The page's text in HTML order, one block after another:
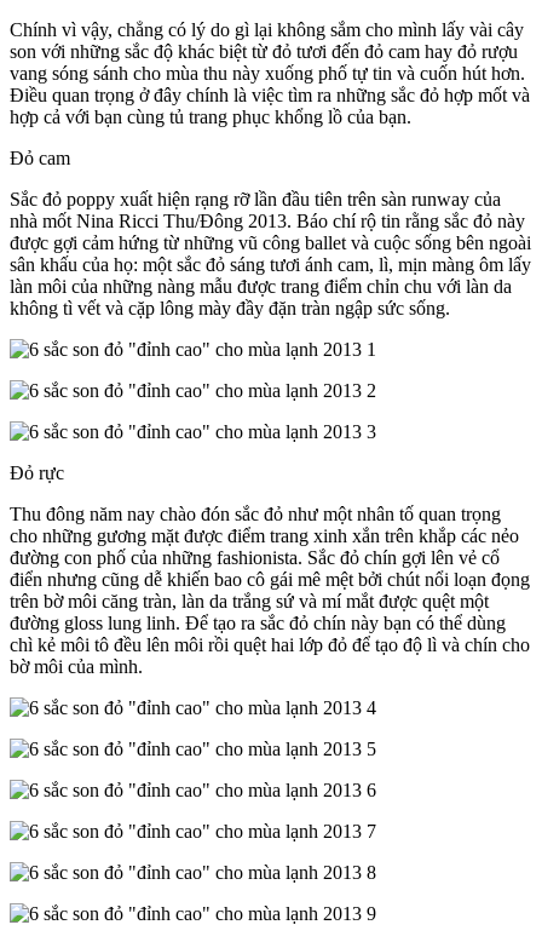
Chính vì vậy, chẳng có lý do gì lại không sắm cho mình lấy vài cây
son với những sắc độ khác biệt từ đỏ tươi đến đỏ cam hay đỏ rượu
vang sóng sánh cho mùa thu này xuống phố tự tin và cuốn hút hơn.
Điều quan trọng ở đây chính là việc tìm ra những sắc đỏ hợp mốt và
hợp cả với bạn cùng tủ trang phục khổng lồ của bạn.
Đỏ cam
Sắc đỏ poppy xuất hiện rạng rỡ lần đầu tiên trên sàn runway của
nhà mốt Nina Ricci Thu/Đông 2013. Báo chí rộ tin rằng sắc đỏ này
được gợi cảm hứng từ những vũ công ballet và cuộc sống bên ngoài
sân khấu của họ: một sắc đỏ sáng tươi ánh cam, lì, mịn màng ôm lấy
làn môi của những nàng mẫu được trang điểm chỉn chu với làn da
không tì vết và cặp lông mày đầy đặn tràn ngập sức sống.
Đỏ rực
Thu đông năm nay chào đón sắc đỏ như một nhân tố quan trọng
cho những gương mặt được điểm trang xinh xắn trên khắp các nẻo
đường con phố của những fashionista. Sắc đỏ chín gợi lên vẻ cổ
điển nhưng cũng dễ khiến bao cô gái mê mệt bởi chút nổi loạn đọng
trên bờ môi căng tràn, làn da trắng sứ và mí mắt được quệt một
đường gloss lung linh. Để tạo ra sắc đỏ chín này bạn có thể dùng
chì kẻ môi tô đều lên môi rồi quệt hai lớp đỏ để tạo độ lì và chín cho
bờ môi của mình.